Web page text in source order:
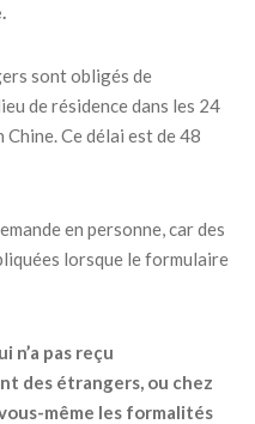
sont obligés de
de résidence dans les 24
Ce délai est de 48
en personne, car des
lorsque le formulaire
n’a pas reçu
des étrangers, ou chez
même les formalités